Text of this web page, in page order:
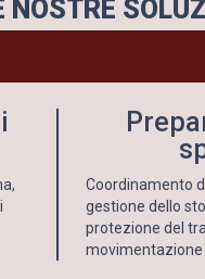
Coordinamento
gestione dello
protezione del
movimentazione